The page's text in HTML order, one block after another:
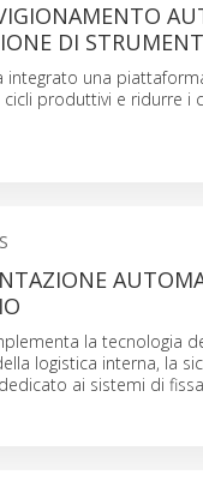
DI
integrato una
cicli produttivi e ridurre
la tecnologia
logistica interna, la
ai sistemi di